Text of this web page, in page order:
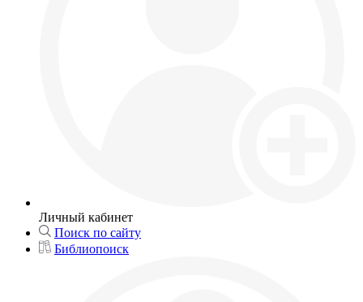
Личный кабинет
Поиск по сайту
Библиопоиск